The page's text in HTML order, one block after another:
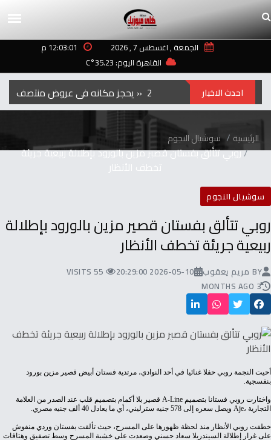
الجمعة , اغسطس 7 , 2026
12:03:01 م
القاهرة اليوم: 35.23°C
الفيلم‭ ‬الكوري‭ ‬‮»‬Hope‮«‬‭ ‬يحجز‭ ‬مكانه‭ ‬في‭ ‬عروض‭ ‬منتصف‭ ‬الليل‭ ‬بمهرجان‭ ‬تورنتو ‭ ‬2026احدث الاخبار
الرئيسية سوشيال النجوم
روبي‭ ‬تتألق‭ ‬بفستان‭ ‬قصير‭ ‬مزين‭ ‬بالورود‭ ‬بإطلالة‭ ‬ربيعية‭ ‬جريئة‭
‬تخطف‭ ‬الأنظار
سوشيال النجوم
‬ربيعية‭ ‬جريئة‭ ‬تخطف‭ ‬الأنظار
BY مريم يعقوب 2026-05-10 20:29:00
55 VISITS
3 MONTHS AGO
‬بنفسجية‭.‬
واختارت‭ ‬روبي‭ ‬فستانا‭ ‬بتصميم‭ ‬ A‭-‬Line
‬التجارية‭ ‬ Aje،‭ ‬ويصل‭ ‬سعره‭ ‬إلى‭ ‬578‭ ‬جنيه‭ ‬سترليني،‭ ‬أي‭ ‬ما‭ ‬يعادل‭ ‬40‭ ‬ألف‭ ‬جنيه‭ ‬مصري‭.‬